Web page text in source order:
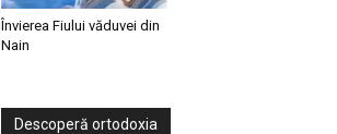
Învierea Fiului văduvei din
Nain
Descoperă ortodoxia